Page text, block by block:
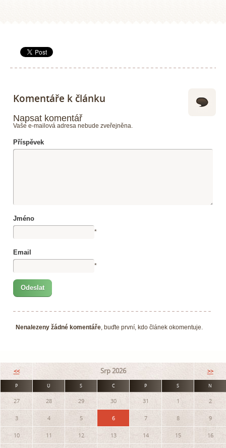
Komentáře k článku
Napsat komentář
Vaše e-mailová adresa nebude zveřejněna.
Příspěvek
Jméno
*
Email
*
Nenalezeny žádné komentáře , buďte první, kdo článek okomentuje.
<< Srp 2026 >>
P Ú S Č P S N
27 28 29 30 31 1 2
3 4 5 6 7 8 9
10 11 12 13 14 15 16